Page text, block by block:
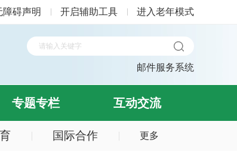
障碍声明 开启辅助工具 进入老年模式
邮件服务系统
专题专栏 互动交流
国际合作 更多